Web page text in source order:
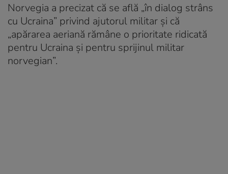
Norvegia a precizat că se află „în dialog strâns
cu Ucraina” privind ajutorul militar și că
„apărarea aeriană rămâne o prioritate ridicată
pentru Ucraina și pentru sprijinul militar
norvegian”.